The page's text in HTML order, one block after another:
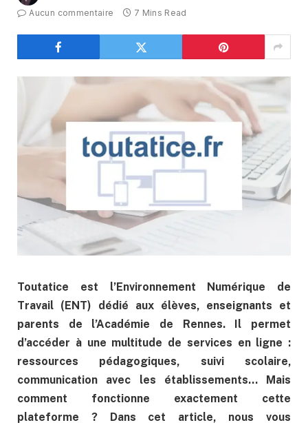
Aucun commentaire
7 Mins Read
Toutatice est l’Environnement Numérique de
Travail (ENT) dédié aux élèves, enseignants et
parents de l’Académie de Rennes. Il permet
d’accéder à une multitude de services en ligne :
ressources pédagogiques, suivi scolaire,
communication avec les établissements… Mais
comment fonctionne exactement cette
plateforme ? Dans cet article, nous vous